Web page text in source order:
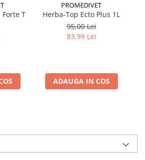
T
PROMEDIVET
Herba-Top Ecto Plus 1L
95,00 Lei
83,99 Lei
ADAUGA IN COS